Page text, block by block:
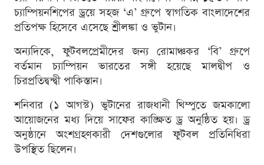
চ্যাম্পিয়নশিপের ড্রয়ে সহজ ‘এ’ গ্রুপে স্বাগতিক বাংলাদেশের
প্রতিপক্ষ হিসেবে এসেছে শ্রীলঙ্কা ও ভুটান।
অন্যদিকে, ফুটবলপ্রেমীদের জন্য রোমাঞ্চকর ‘বি’ গ্রুপে
বর্তমান চ্যাম্পিয়ন ভারতের সঙ্গী হয়েছে মালদ্বীপ ও
চিরপ্রতিদ্বন্দ্বী পাকিস্তান।
শনিবার (১ আগস্ট) ভুটানের রাজধানী থিম্পুতে জমকালো
আয়োজনের মধ্য দিয়ে সাফের কাঙ্ক্ষিত ড্র অনুষ্ঠিত হয়। ড্র
অনুষ্ঠানে অংশগ্রহণকারী দেশগুলোর ফুটবল প্রতিনিধিরা
উপস্থিত ছিলেন।